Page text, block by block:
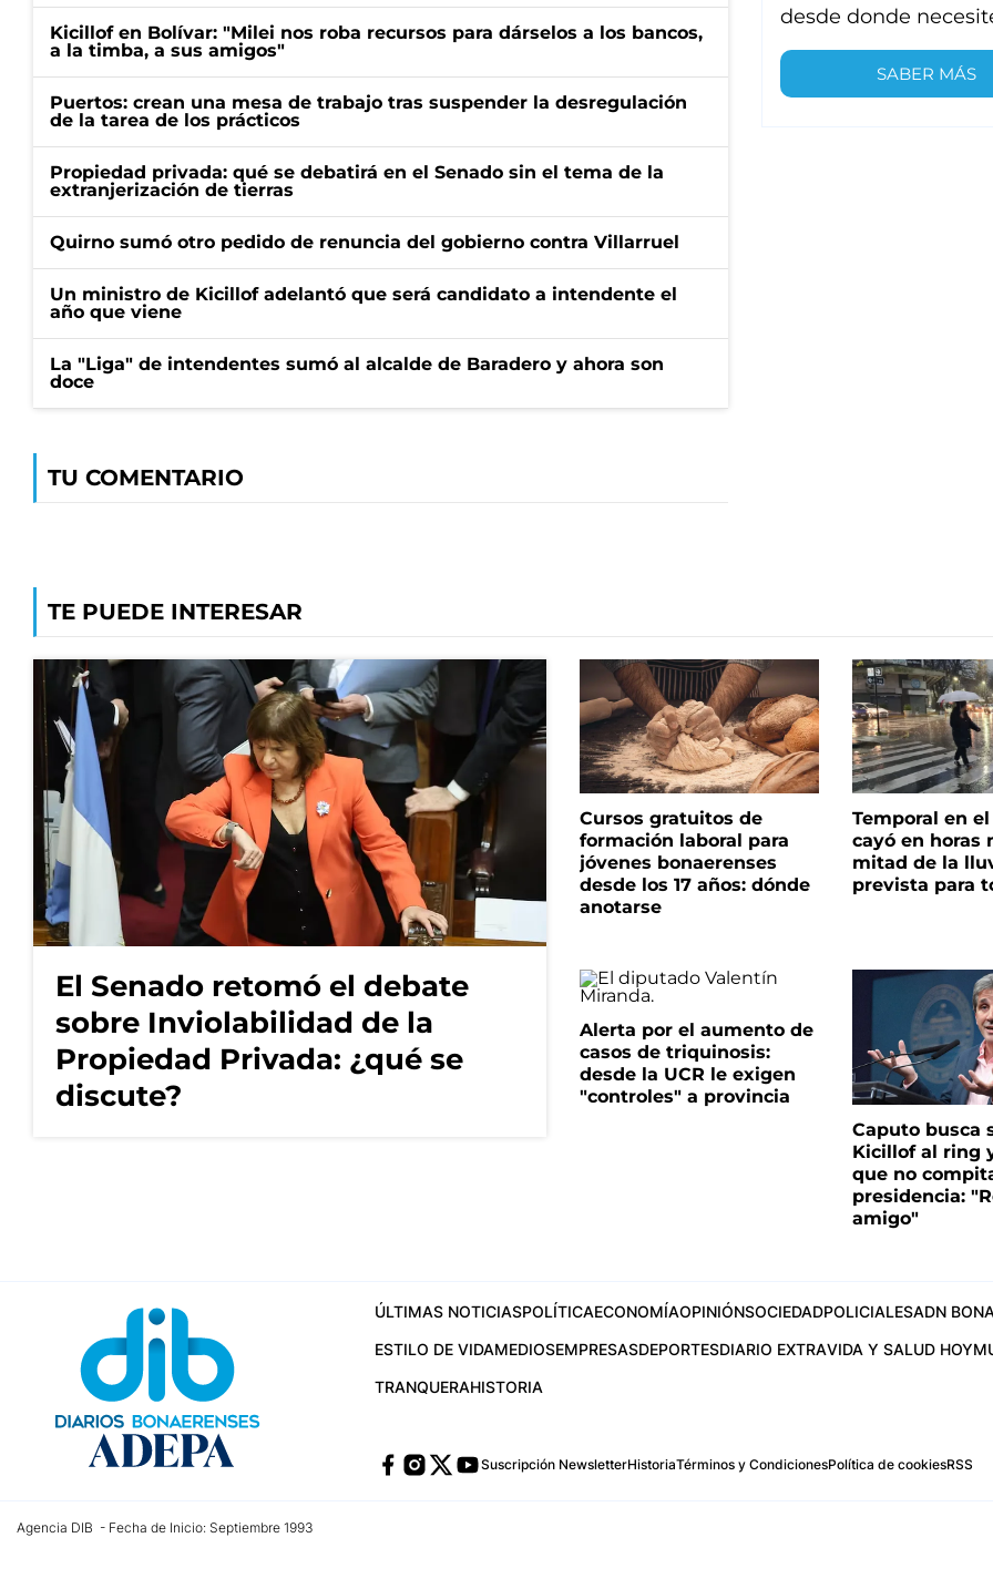
Kicillof en Bolívar: "Milei nos roba recursos para dárselos a los bancos,
a la timba, a sus amigos"
Puertos: crean una mesa de trabajo tras suspender la desregulación
de la tarea de los prácticos
Propiedad privada: qué se debatirá en el Senado sin el tema de la
extranjerización de tierras
Quirno sumó otro pedido de renuncia del gobierno contra Villarruel
Un ministro de Kicillof adelantó que será candidato a intendente el
año que viene
La "Liga" de intendentes sumó al alcalde de Baradero y ahora son
doce
TU COMENTARIO
desde donde
SABER MÁS
TE PUEDE INTERESAR
El Senado retomó el debate
sobre Inviolabilidad de la
Propiedad Privada: ¿qué se
discute?
Cursos gratuitos de
formación laboral para
jóvenes bonaerenses
desde los 17 años: dónde
anotarse
Temporal en el
cayó en horas
mitad de la
prevista para
Alerta por el aumento de
casos de triquinosis:
desde la UCR le exigen
"controles" a provincia
Caputo busca
Kicillof al ring
que no
presidencia:
amigo"
ÚLTIMAS NOTICIASPOLÍTICAECONOMÍAOPINIÓNSOCIEDADPOLICIALESADN
ESTILO DE VIDAMEDIOSEMPRESASDEPORTESDIARIO EXTRAVIDA Y SALUD HOY
TRANQUERAHISTORIA
Suscripción NewsletterHistoriaTérminos y CondicionesPolítica de cookiesRSS
Agencia DIB - Fecha de Inicio: Septiembre 1993